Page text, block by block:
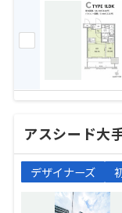
アスシード大
デザイナーズ